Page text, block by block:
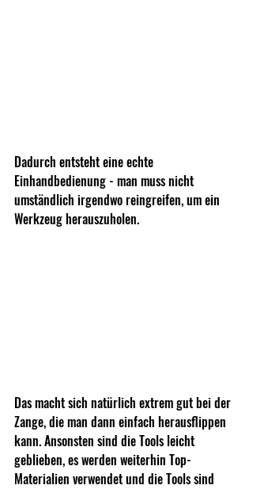
Dadurch entsteht eine echte
Einhandbedienung - man muss nicht
umständlich irgendwo reingreifen, um ein
Werkzeug herauszuholen.
Das macht sich natürlich extrem gut bei der
Zange, die man dann einfach herausflippen
kann. Ansonsten sind die Tools leicht
geblieben, es werden weiterhin Top-
Materialien verwendet und die Tools sind